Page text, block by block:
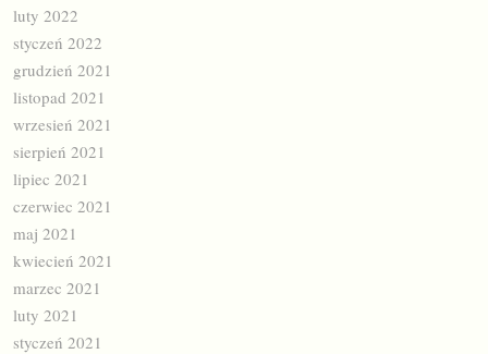
luty 2022
styczeń 2022
grudzień 2021
listopad 2021
wrzesień 2021
sierpień 2021
lipiec 2021
czerwiec 2021
maj 2021
kwiecień 2021
marzec 2021
luty 2021
styczeń 2021